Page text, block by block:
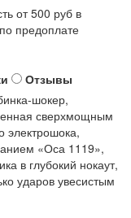
от 500 руб в
предоплате
Отзывы
шокер,
сверхмощным
электрошока,
«Оса 1119»,
в глубокий нокаут,
ударов увесистым